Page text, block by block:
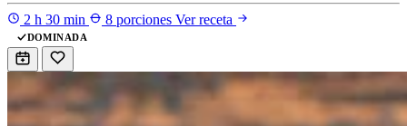
2 h 30 min 8 porciones Ver receta
DOMINADA